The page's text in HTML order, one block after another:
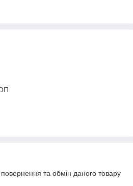
та обмін даного товару